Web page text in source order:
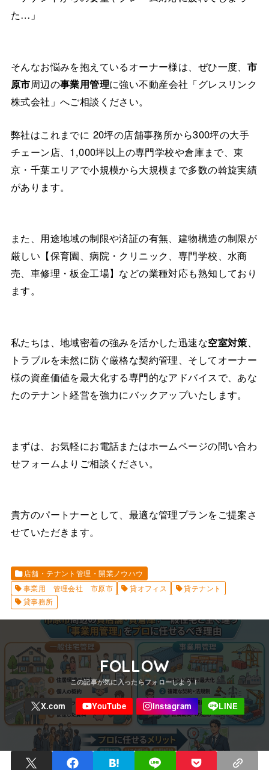
た…」
そんなお悩みを抱えているオーナー様は、ぜひ一度、 市
原市周辺の事業用管理に強い不動産会社「グレスリンク
株式会社」へご相談ください。
弊社はこれまでに 20坪の店舗事務所から300坪の大手
チェーン店、1,000坪以上の専門学校や倉庫まで、東
京・千葉エリアで小規模から大規模まで多数の斡旋実績
があります。
また、用途地域の制限や済証の有無、建物構造の制限が
厳しい【保育園、病院・クリニック、専門学校、水商
売、車修理・板金工場】などの業種対応も熟知しており
ます。
私たちは、地域密着の強みを活かした迅速な空室対策
トラブルを未然に防ぐ厳格な契約管理、そしてオーナー
様の資産価値を最大化する専門的なアドバイスで、あな
たのテナント経営を強力にバックアップいたします。
まずは、お気軽にお電話またはホームページの問い合わ
せフォームよりご相談ください。
貴方のパートナーとして、最適な管理プランをご提案さ
せていただきます。
店舗・テナント管理・開業ノウハウ
事業用 管理会社 市原市
貸オフィス
貸テナント
貸事務所
FOLLOW